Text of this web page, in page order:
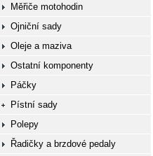
Měřiče motohodin
Ojniční sady
Oleje a maziva
Ostatní komponenty
Páčky
Pístní sady
Polepy
Řadičky a brzdové pedaly